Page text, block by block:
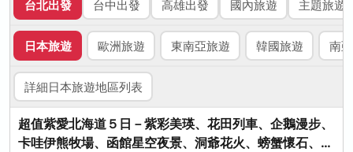
台北出發 台中出發 高雄出發 國內旅遊 主題旅遊
日本旅遊 歐洲旅遊 東南亞旅遊 韓國旅遊 南
詳細日本旅遊地區列表
超值紫愛北海道５日－紫彩美瑛、花田列車、企鵝漫步、
卡哇伊熊牧場、函館星空夜景、洞爺花火、螃蟹懷石、啤